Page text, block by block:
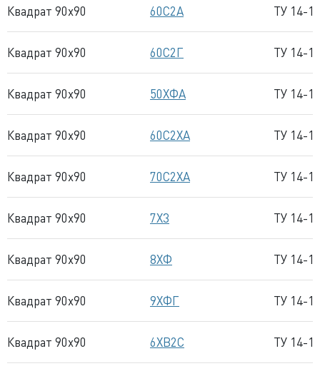
Квадрат 90x90 60С2А ТУ 14-
Квадрат 90x90 60С2Г ТУ 14-
Квадрат 90x90 50ХФА ТУ 14-
Квадрат 90x90 60С2ХА ТУ 14-
Квадрат 90x90 70С2ХА ТУ 14-
Квадрат 90x90 7Х3 ТУ 14-
Квадрат 90x90 8ХФ ТУ 14-
Квадрат 90x90 9ХФГ ТУ 14-
Квадрат 90x90 6ХВ2С ТУ 14-